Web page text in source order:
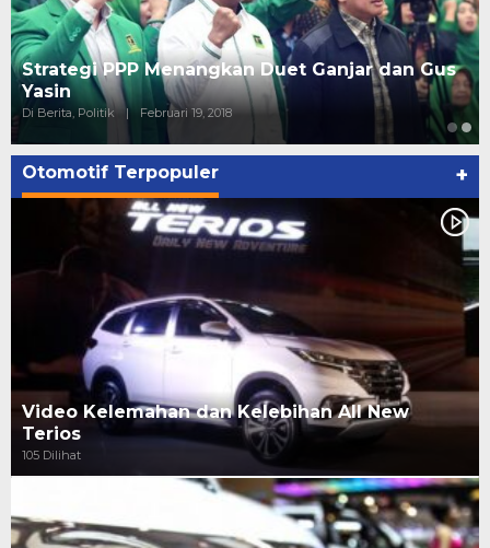
Strategi PPP Menangkan Duet Ganjar dan Gus
Yasin
Di Berita, Politik | Februari 19, 2018
Otomotif Terpopuler +
Video Kelemahan dan Kelebihan All New
Terios
105 Dilihat